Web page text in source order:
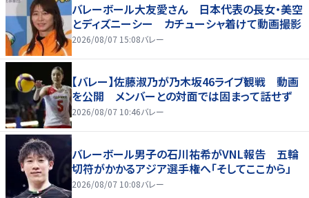
バレーボール大友愛さん 日本代表の長女・美空
とディズニーシー カチューシャ着けて動画撮影
2026/08/07 15:08バレー
【バレー】佐藤淑乃が乃木坂46ライブ観戦 動画
を公開 メンバーとの対面では固まって話せず
2026/08/07 10:46バレー
バレーボール男子の石川祐希がVNL報告 五輪
切符がかかるアジア選手権へ「そしてここから」
2026/08/07 10:08バレー